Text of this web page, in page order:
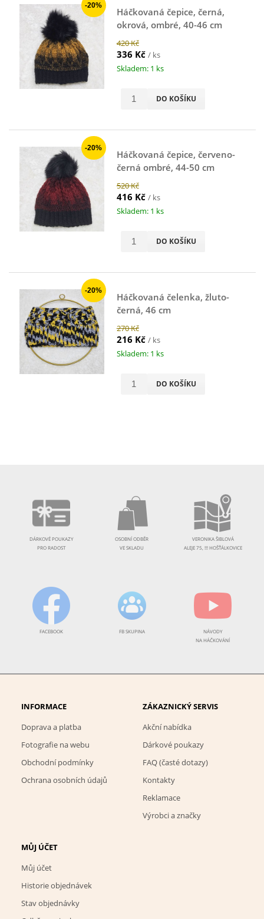
-20%
Háčkovaná čepice, černá,
okrová, ombré, 40-46 cm
420 Kč
336 Kč / ks
Skladem: 1 ks
DO KOŠÍKU
-20%
Háčkovaná čepice, červeno-
černá ombré, 44-50 cm
520 Kč
416 Kč / ks
Skladem: 1 ks
DO KOŠÍKU
-20%
Háčkovaná čelenka, žluto-
černá, 46 cm
270 Kč
216 Kč / ks
Skladem: 1 ks
DO KOŠÍKU
DÁRKOVÉ POUKAZY
PRO RADOST
OSOBNÍ ODBĚR
VE SKLADU
VERONIKA ŠIBLOVÁ
ALEJE 75, !!! HOŠŤÁLKOVICE
FACEBOOK FB SKUPINA
NÁVODY
NA HÁČKOVÁNÍ
INFORMACE
Doprava a platba
Fotografie na webu
Obchodní podmínky
Ochrana osobních údajů
ZÁKAZNICKÝ SERVIS
Akční nabídka
Dárkové poukazy
FAQ (časté dotazy)
Kontakty
Reklamace
Výrobci a značky
MŮJ ÚČET
Můj účet
Historie objednávek
Stav objednávky